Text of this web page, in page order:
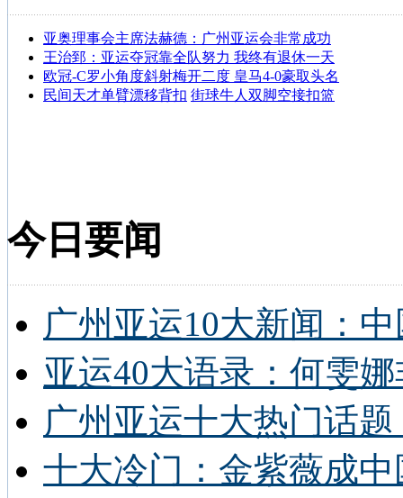
亚奥理事会主席法赫德：广州亚运会非常成功
王治郅：亚运夺冠靠全队努力 我终有退休一天
欧冠-C罗小角度斜射梅开二度 皇马4-0豪取头名
民间天才单臂漂移背扣 街球牛人双脚空接扣篮
今日要闻
广州亚运10大新闻：
亚运40大语录：何雯
广州亚运十大热门话
十大冷门：金紫薇成